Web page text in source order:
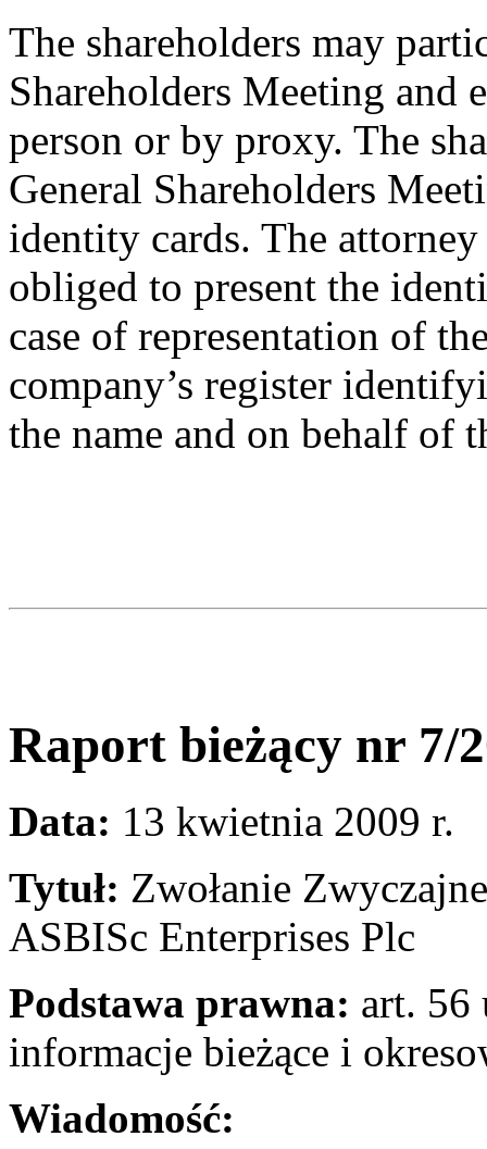
The shareholders may
Shareholders Meeting and
person or by proxy. The
General Shareholders
identity cards. The
obliged to present the
case of representation of
company’s register
the name and on behalf of
Raport bieżący nr 7/
Data: 13 kwietnia 2009 r.
Tytuł: Zwołanie
ASBISc Enterprises Plc
Podstawa prawna: art. 56
informacje bieżące i
Wiadomość: